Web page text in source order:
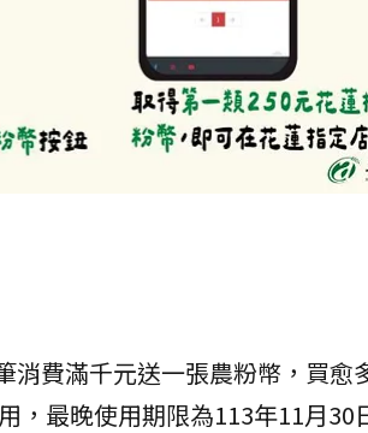
費滿千元送一張農粉幣，買愈
，最晚使用期限為113年11月30